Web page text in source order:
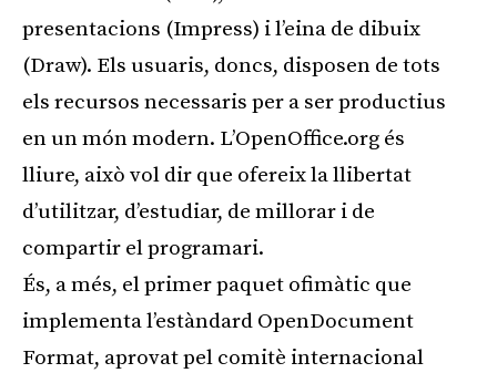
presentacions (Impress) i l’eina de dibuix
(Draw). Els usuaris, doncs, disposen de tots
els recursos necessaris per a ser productius
en un món modern. L’OpenOffice.org és
lliure, això vol dir que ofereix la llibertat
d’utilitzar, d’estudiar, de millorar i de
compartir el programari.
És, a més, el primer paquet ofimàtic que
implementa l’estàndard OpenDocument
Format, aprovat pel comitè internacional